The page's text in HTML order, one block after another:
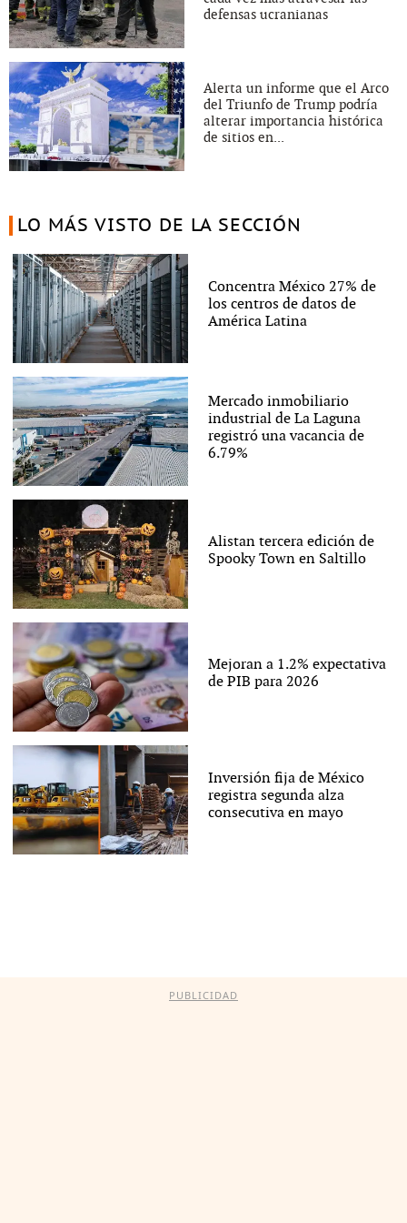
defensas ucranianas
Alerta un informe que el Arco
del Triunfo de Trump podría
alterar importancia histórica
de sitios en...
LO MÁS VISTO DE LA SECCIÓN
Concentra México 27% de
los centros de datos de
América Latina
Mercado inmobiliario
industrial de La Laguna
registró una vacancia de
6.79%
Alistan tercera edición de
Spooky Town en Saltillo
Mejoran a 1.2% expectativa
de PIB para 2026
Inversión fija de México
registra segunda alza
consecutiva en mayo
PUBLICIDAD